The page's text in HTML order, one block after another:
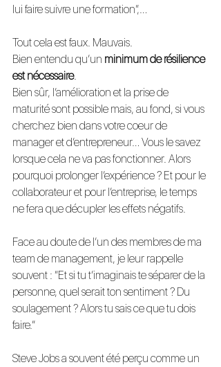
lui faire suivre une formation”,…
Tout cela est faux. Mauvais.
Bien entendu qu’un minimum de résilience
est nécessaire.
Bien sûr, l’amélioration et la prise de
maturité sont possible mais, au fond, si vous
cherchez bien dans votre coeur de
manager et d’entrepreneur… Vous le savez
lorsque cela ne va pas fonctionner. Alors
pourquoi prolonger l’expérience ? Et pour le
collaborateur et pour l’entreprise, le temps
ne fera que décupler les effets négatifs.
Face au doute de l’un des membres de ma
team de management, je leur rappelle
souvent : “Et si tu t’imaginais te séparer de la
personne, quel serait ton sentiment ? Du
soulagement ? Alors tu sais ce que tu dois
faire.”
Steve Jobs a souvent été perçu comme un